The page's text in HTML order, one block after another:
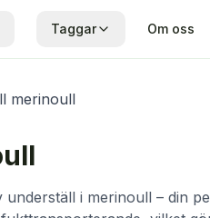
Taggar Om oss
merinoull
i merinoull – din